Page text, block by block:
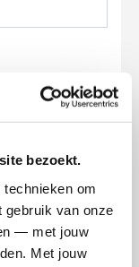
bezoekt.
om
gebruik van onze
— met jouw
Met jouw